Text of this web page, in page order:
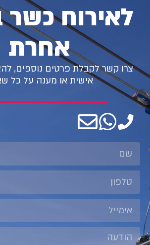
לאירוח
אחרת
צרו קשר לקבלת פרטים נוספים,
אישית או מענה על כל